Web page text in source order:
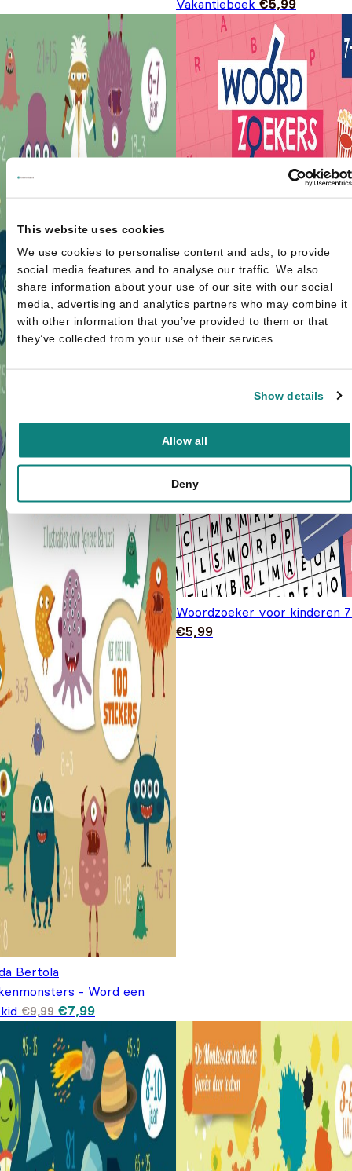
This website uses cookies
We use cookies to personalise content and ads, to provide
social media features and to analyse our traffic. We also
share information about your use of our site with our social
media, advertising and analytics partners who may combine it
with other information that you’ve provided to them or that
they’ve collected from your use of their services.
Show details
Allow all
Deny
Vakantieboek €5,99
Bertola
- Word een
€9,99 Oorspronkelijke prijs was: €9,99.
€7,99Huidige prijs is: €7,99.
Woordzoeker voor kinderen
€5,99